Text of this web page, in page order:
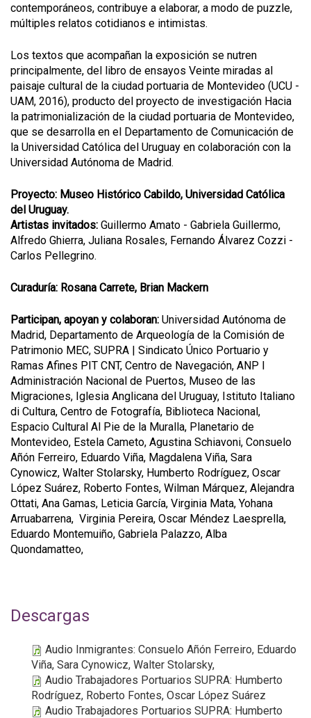
contemporáneos, contribuye a elaborar, a modo de puzzle,
múltiples relatos cotidianos e intimistas.
Los textos que acompañan la exposición se nutren
principalmente, del libro de ensayos Veinte miradas al
paisaje cultural de la ciudad portuaria de Montevideo (UCU -
UAM, 2016), producto del proyecto de investigación Hacia
la patrimonialización de la ciudad portuaria de Montevideo,
que se desarrolla en el Departamento de Comunicación de
la Universidad Católica del Uruguay en colaboración con la
Universidad Autónoma de Madrid.
Proyecto: Museo Histórico Cabildo, Universidad Católica
del Uruguay.
Artistas invitados: Guillermo Amato - Gabriela Guillermo,
Alfredo Ghierra, Juliana Rosales, Fernando Álvarez Cozzi -
Carlos Pellegrino.
Curaduría: Rosana Carrete, Brian Mackern
Participan, apoyan y colaboran: Universidad Autónoma de
Madrid, Departamento de Arqueología de la Comisión de
Patrimonio MEC, SUPRA | Sindicato Único Portuario y
Ramas Afines PIT CNT, Centro de Navegación, ANP l
Administración Nacional de Puertos, Museo de las
Migraciones, Iglesia Anglicana del Uruguay, Istituto Italiano
di Cultura, Centro de Fotografía, Biblioteca Nacional,
Espacio Cultural Al Pie de la Muralla, Planetario de
Montevideo, Estela Cameto, Agustina Schiavoni, Consuelo
Añón Ferreiro, Eduardo Viña, Magdalena Viña, Sara
Cynowicz, Walter Stolarsky, Humberto Rodríguez, Oscar
López Suárez, Roberto Fontes, Wilman Márquez, Alejandra
Ottati, Ana Gamas, Leticia García, Virginia Mata, Yohana
Arruabarrena, Virginia Pereira, Oscar Méndez Laesprella,
Eduardo Montemuiño, Gabriela Palazzo, Alba
Quondamatteo,
Descargas
Audio Inmigrantes: Consuelo Añón Ferreiro, Eduardo
Viña, Sara Cynowicz, Walter Stolarsky,
Audio Trabajadores Portuarios SUPRA: Humberto
Rodríguez, Roberto Fontes, Oscar López Suárez
Audio Trabajadores Portuarios SUPRA: Humberto